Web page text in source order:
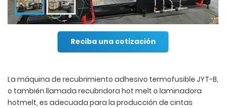
Reciba una cotización
La máquina de recubrimiento adhesivo termofusible JYT-B,
o también llamada recubridora hot melt o laminadora
hotmelt, es adecuada para la producción de cintas